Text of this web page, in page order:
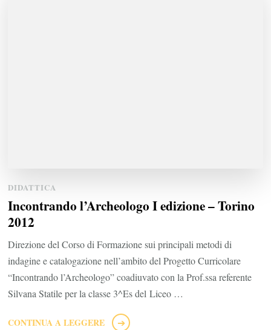
DIDATTICA
Incontrando l’Archeologo I edizione – Torino
2012
Direzione del Corso di Formazione sui principali metodi di
indagine e catalogazione nell’ambito del Progetto Curricolare
“Incontrando l’Archeologo” coadiuvato con la Prof.ssa referente
Silvana Statile per la classe 3^Es del Liceo …
CONTINUA A LEGGERE